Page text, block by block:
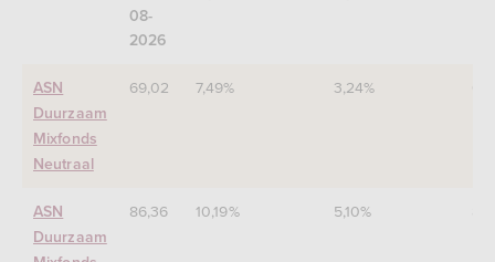
08-
2026
ASN
Duurzaam
Mixfonds
Neutraal
69,02 7,49% 3,24%
ASN
Duurzaam
86,36 10,19% 5,10%